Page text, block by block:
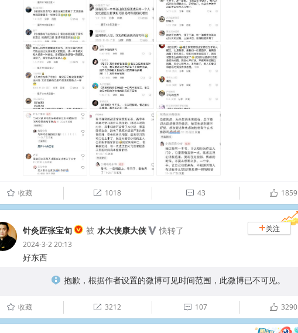
û 收藏  1018  43 ñ 1859
+关注
针灸匠张宝旬 被 水大侠康大侠 快转了
2024-3-2 20:13
好东西
抱歉，根据作者设置的微博可见时间范围，此微博已不可见。 ​​​​
û 收藏  3212  107 ñ 3290